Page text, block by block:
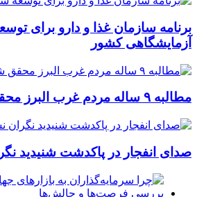
برنامه سازمان غذا و دارو برای
آزمایشگاهی کشور
مطالبه ۹ ساله مردم غرب البرز محقق شد
صدای انفجار در پاکدشت شنیدید